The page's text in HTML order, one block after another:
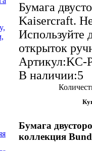
Бумага
Kaisercraft.
Используйте
открыток
Артикул:KC-
В наличии:5
Бумага
коллекция